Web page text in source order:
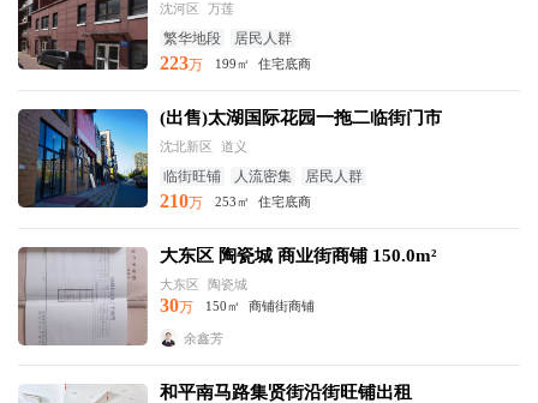
沈河区 万莲
繁华地段 居民人群
223万 199㎡ 住宅底商
(出售)太湖国际花园一拖二临街门市
沈北新区 道义
临街旺铺 人流密集 居民人群
210万 253㎡ 住宅底商
大东区 陶瓷城 商业街商铺 150.0m²
大东区 陶瓷城
30万 150㎡ 商铺街商铺
余鑫芳
和平南马路集贤街沿街旺铺出租